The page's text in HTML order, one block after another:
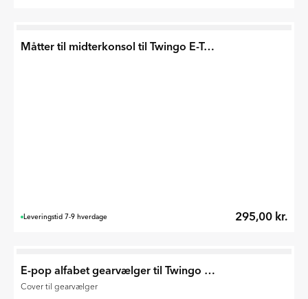
Måtter til midterkonsol til Twingo E-Tech 2026
Leveringstid 7-9 hverdage 295,00 kr.
E-pop alfabet gearvælger til Twingo E-Tech 2026
Cover til gearvælger